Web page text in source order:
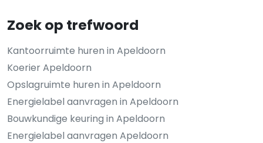
Zoek op trefwoord
Kantoorruimte huren in Apeldoorn
Koerier Apeldoorn
Opslagruimte huren in Apeldoorn
Energielabel aanvragen in Apeldoorn
Bouwkundige keuring in Apeldoorn
Energielabel aanvragen Apeldoorn